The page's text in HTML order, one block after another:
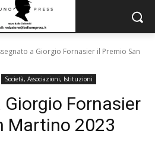
a Giorgio Fornasier il Premio San
Società, Associazioni, Istituzioni
Fornasier
Martino 2023